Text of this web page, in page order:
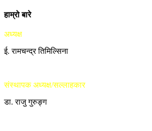
हाम्रो बारे
अध्यक्ष
ई. रामचन्द्र तिमिल्सिना
संस्थापक अध्यक्ष/सल्लाहकार
डा. राजु गुरुङ्ग